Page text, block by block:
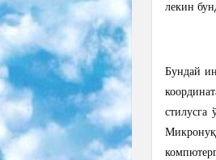
лекин
Бундай
стилусга